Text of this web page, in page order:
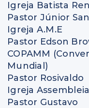
Igreja Batista
Pastor Júnior
Igreja A.M.E
Pastor Edson
COPAMM
Mundial)
Pastor Rosivaldo
Igreja
Pastor Gustavo